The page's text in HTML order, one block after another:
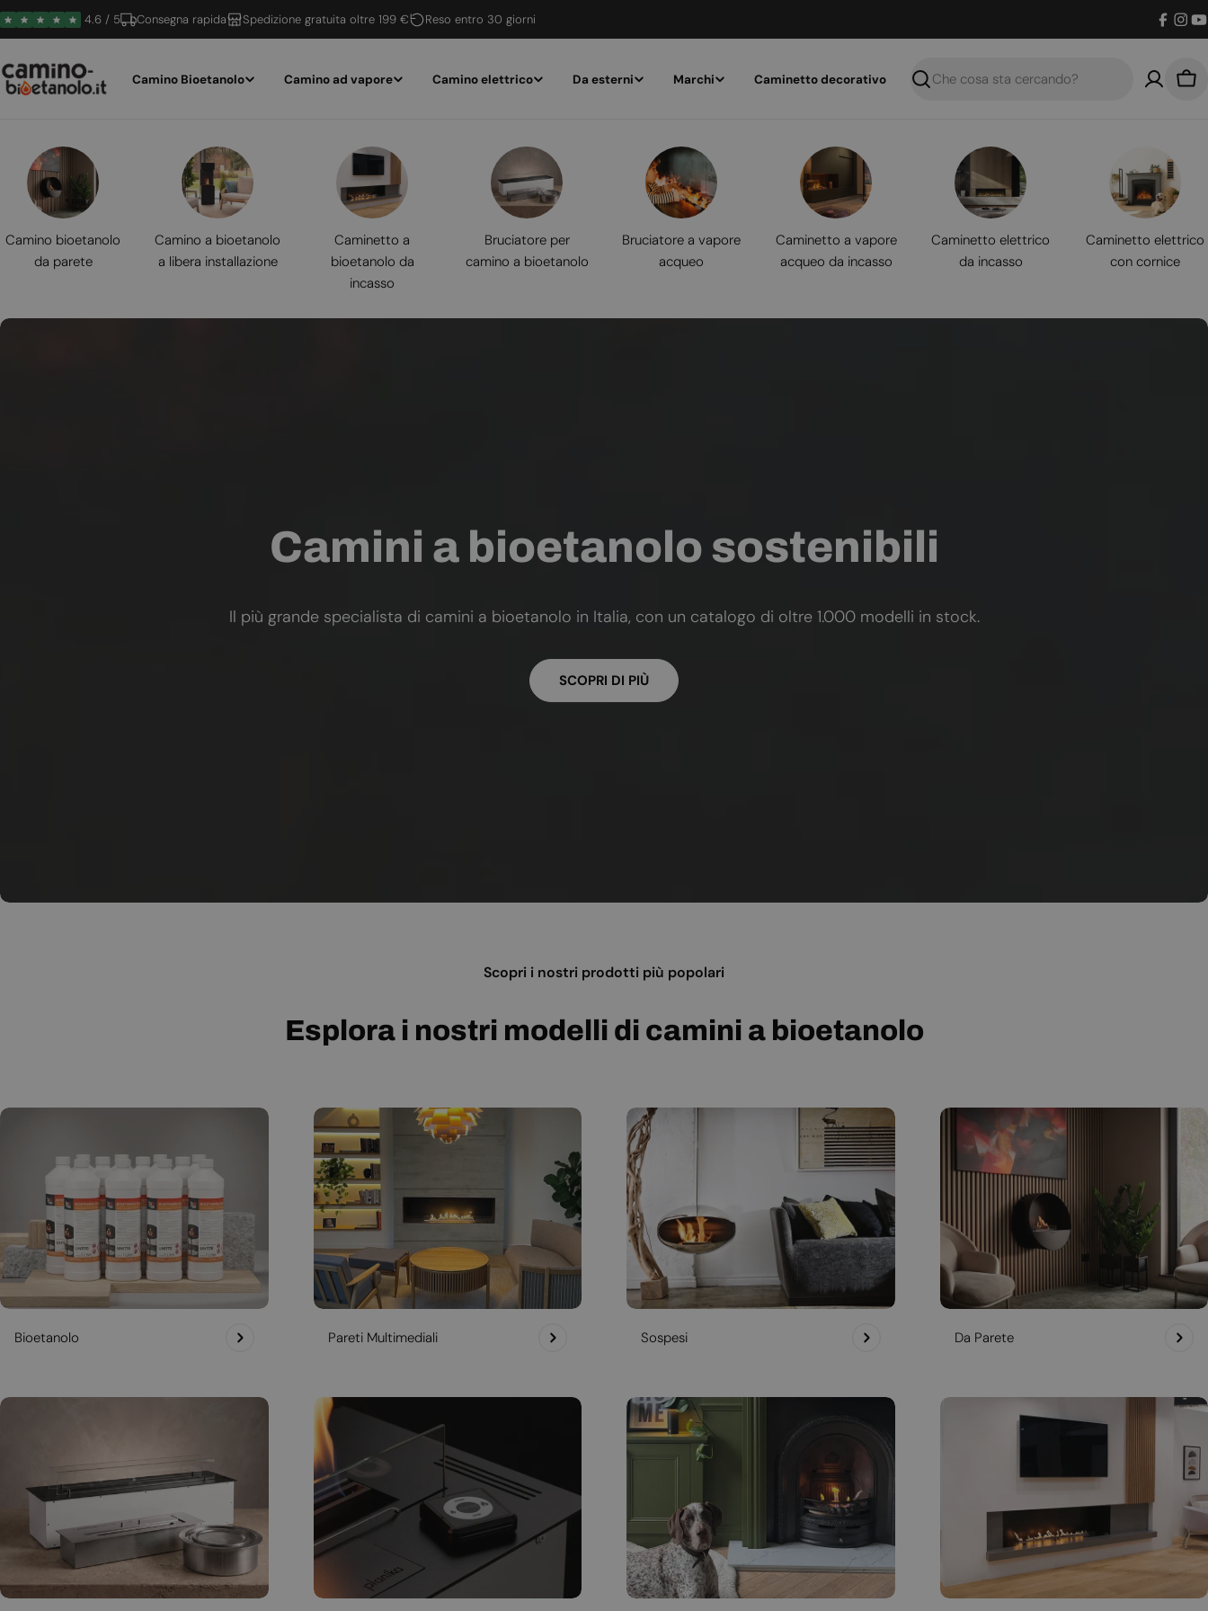
Vai
al
4.6 / 5 Consegna rapida Spedizione gratuita oltre 199 € Reso entro 30 giorni
Camino Bioetanolo Camino ad vapore Camino elettrico Da esterni Marchi Caminetto decorativo
Ricerca
Camino bioetanolo
da parete
Camino a bioetanolo
a libera installazione
Caminetto a
bioetanolo da
incasso
Bruciatore per
camino a bioetanolo
Bruciatore a vapore
acqueo
Caminetto a vapore
acqueo da incasso
Caminetto elettrico
da incasso
Caminetto elettrico
con cornice
Camini a bioetanolo sostenibili
Il più grande specialista di camini a bioetanolo in Italia, con un catalogo di oltre 1.000 modelli in stock.
SCOPRI DI PIÙ
Scopri i nostri prodotti più popolari
Esplora i nostri modelli di camini a bioetanolo
Bioetanolo Pareti Multimediali Sospesi Da Parete